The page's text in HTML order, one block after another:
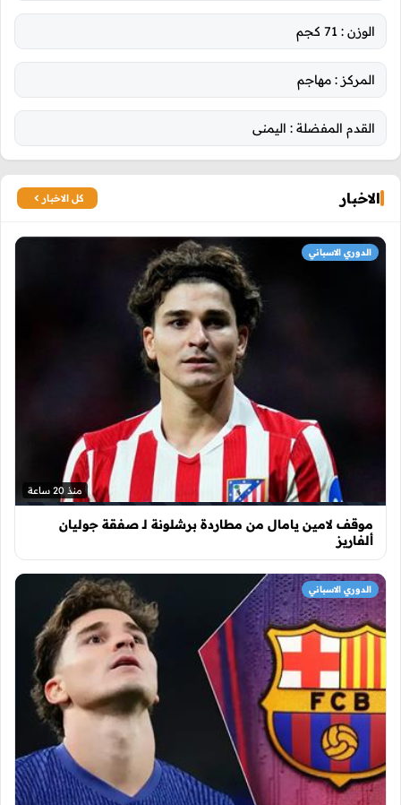
الوزن : 71 كجم
المركز : مهاجم
القدم المفضلة : اليمنى
الاخبار كل الاخبار
منذ 20 ساعة
موقف لامين يامال من مطاردة برشلونة لـ صفقة جوليان
ألفاريز
الدوري الاسباني
الدوري الاسباني